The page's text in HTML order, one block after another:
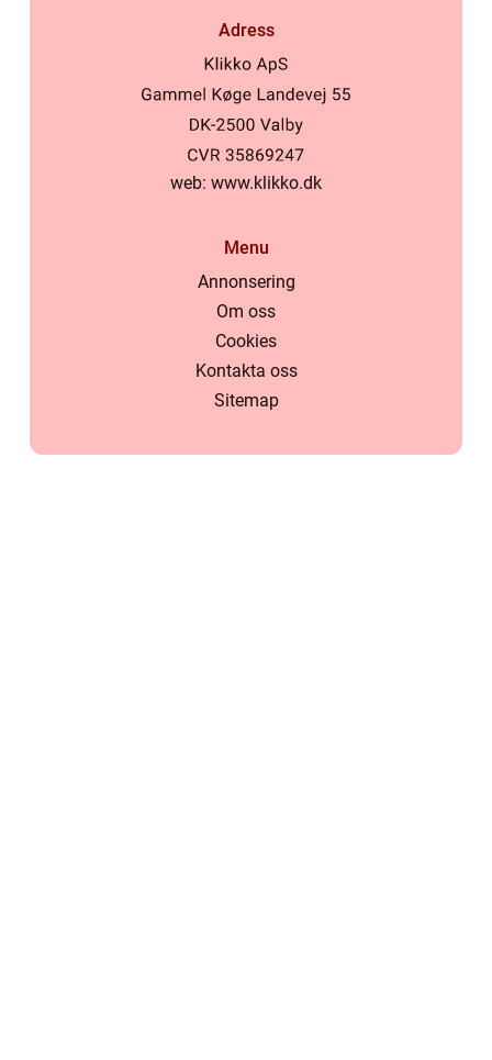
Adress
web: www.klikko.dk
Menu
Annonsering
Om oss
Cookies
Kontakta oss
Sitemap